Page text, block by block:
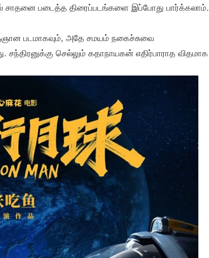
சாதனை படைத்த திரைப்படங்களை இப்போது பார்க்கலாம்.
படமாகவும், அதே சமயம் நகைச்சுவை
சந்திரனுக்கு செல்லும் கதாநாயகன் எதிர்பாராத விதமாக